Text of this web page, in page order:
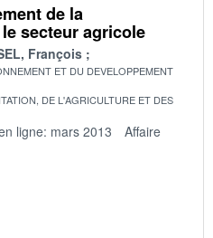
de la
secteur agricole
François
ET DU DEVELOPPEMENT
DE L'AGRICULTURE ET DES
ligne: mars 2013
Affaire